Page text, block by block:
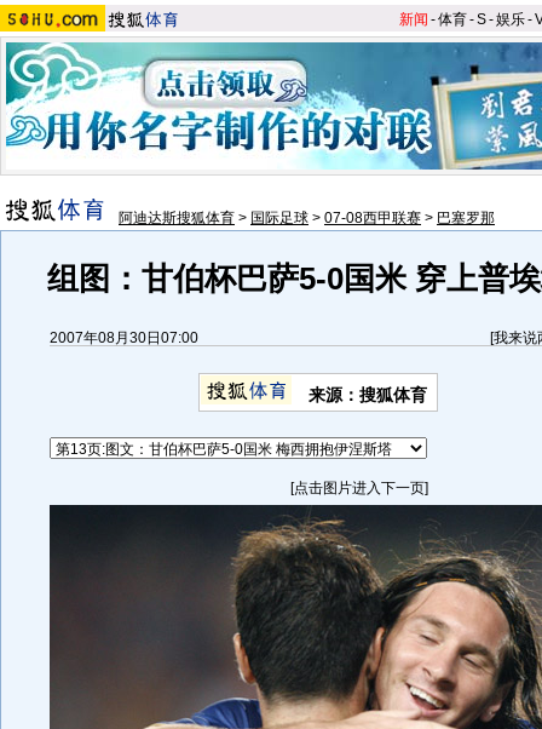
新闻 -体育-S-娱乐-
阿迪达斯搜狐体育 > 国际足球 > 07-08西甲联赛 > 巴塞罗那
组图：甘伯杯巴萨5-0国米 穿上普
2007年08月30日07:00 [我来说
来源：搜狐体育
[点击图片进入下一页]